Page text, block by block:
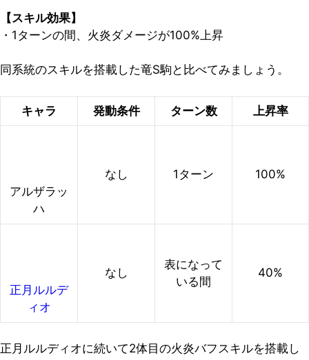
【スキル効果】
・1ターンの間、火炎ダメージが100%上昇
同系統のスキルを搭載した竜S駒と比べてみましょう。
キャラ 発動条件 ターン数 上昇率
アルザラッ
ハ
なし 1ターン 100%
正月ルルデ
ィオ
なし
表になって
いる間
40%
正月ルルディオに続いて2体目の火炎バフスキルを搭載し